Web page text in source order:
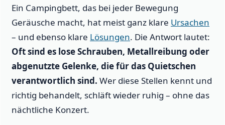
Ein Campingbett, das bei jeder Bewegung
Geräusche macht, hat meist ganz klare Ursachen
– und ebenso klare Lösungen. Die Antwort lautet:
Oft sind es lose Schrauben, Metallreibung oder
abgenutzte Gelenke, die für das Quietschen
verantwortlich sind. Wer diese Stellen kennt und
richtig behandelt, schläft wieder ruhig – ohne das
nächtliche Konzert.